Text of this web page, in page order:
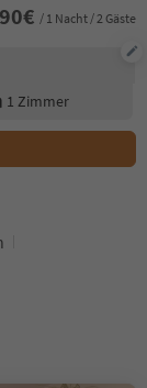
90€ / 1 Nacht / 2 Gäste
1 Zimmer